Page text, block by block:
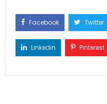
Facebook Twitter
Linkedin Pinterest